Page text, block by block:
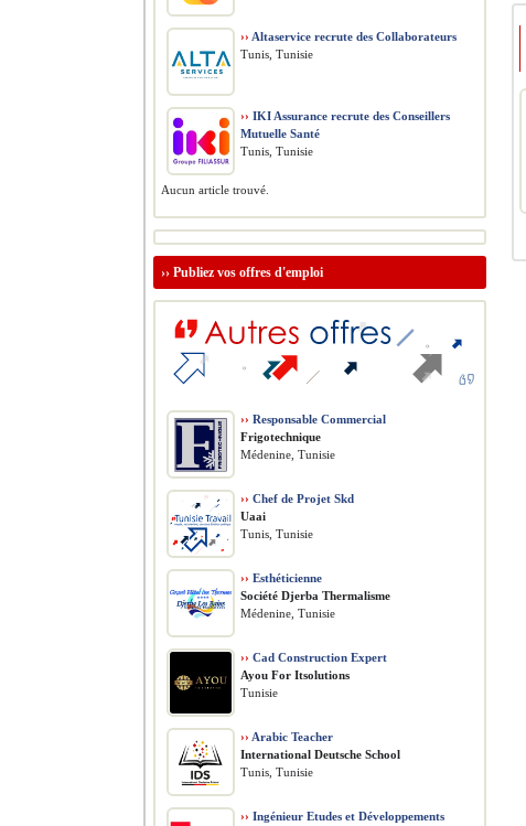
›› Altaservice recrute des Collaborateurs
Tunis, Tunisie
›› IKI Assurance recrute des Conseillers
Mutuelle Santé
Tunis, Tunisie
Aucun article trouvé.
›› Publiez vos offres d'emploi
›› Responsable Commercial
Frigotechnique
Médenine, Tunisie
›› Chef de Projet Skd
Uaai
Tunis, Tunisie
›› Esthéticienne
Société Djerba Thermalisme
Médenine, Tunisie
›› Cad Construction Expert
Ayou For Itsolutions
Tunisie
›› Arabic Teacher
International Deutsche School
Tunis, Tunisie
›› Ingénieur Etudes et Développements